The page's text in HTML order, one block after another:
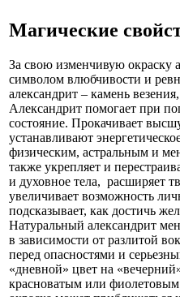
Магические
За свою изменчивую окраску
символом влюбчивости и
александрит – камень
Александрит помогает при
состояние. Прокачивает
устанавливают
физическим, астральным и
также укрепляет и
и духовное тела, расширяет
увеличивает возможность
подсказывает, как достичь
Натуральный александрит
в зависимости от разлитой
перед опасностями и
«дневной» цвет на
красноватым или